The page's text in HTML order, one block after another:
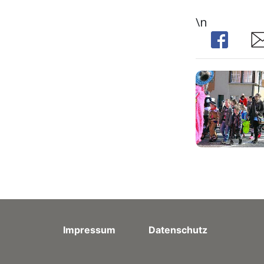
\n
Share
Impressum Datenschutz